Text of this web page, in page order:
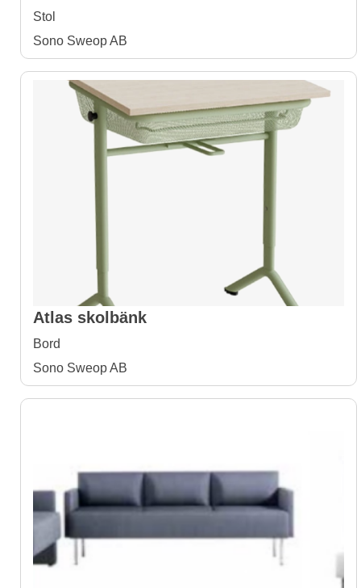
Stol
Sono Sweop AB
Atlas skolbänk
Bord
Sono Sweop AB